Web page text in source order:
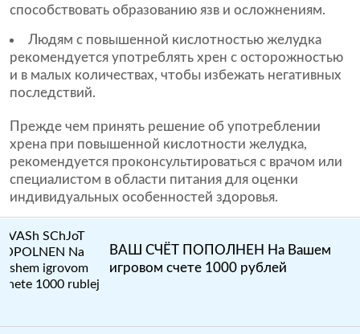
способствовать образованию язв и осложнениям.
Людям с повышенной кислотностью желудка
рекомендуется употреблять хрен с осторожностью
и в малых количествах, чтобы избежать негативных
последствий.
Прежде чем принять решение об употреблении
хрена при повышенной кислотности желудка,
рекомендуется проконсультироваться с врачом или
специалистом в области питания для оценки
индивидуальных особенностей здоровья.
ВАШ СЧЁТ ПОПОЛНЕН На Вашем
игровом счете 1000 рублей